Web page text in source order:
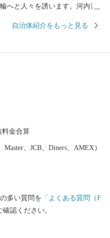
へと人々を誘います。河内音
る常光寺の正調河内音頭は、
、夏の風物詩として毎年9月
頭まつり。河内音頭グランプ
ある高安山山ろくは、地元で
人々が暮らす里山であり、歴
古墳群」」は全国的にも知ら
りのまち」です。 全国トップ
自治体紹介をもっと見る
料金合算
、JCB、Diners、AMEX）
多い質問を 「よくある質問（F
認ください。